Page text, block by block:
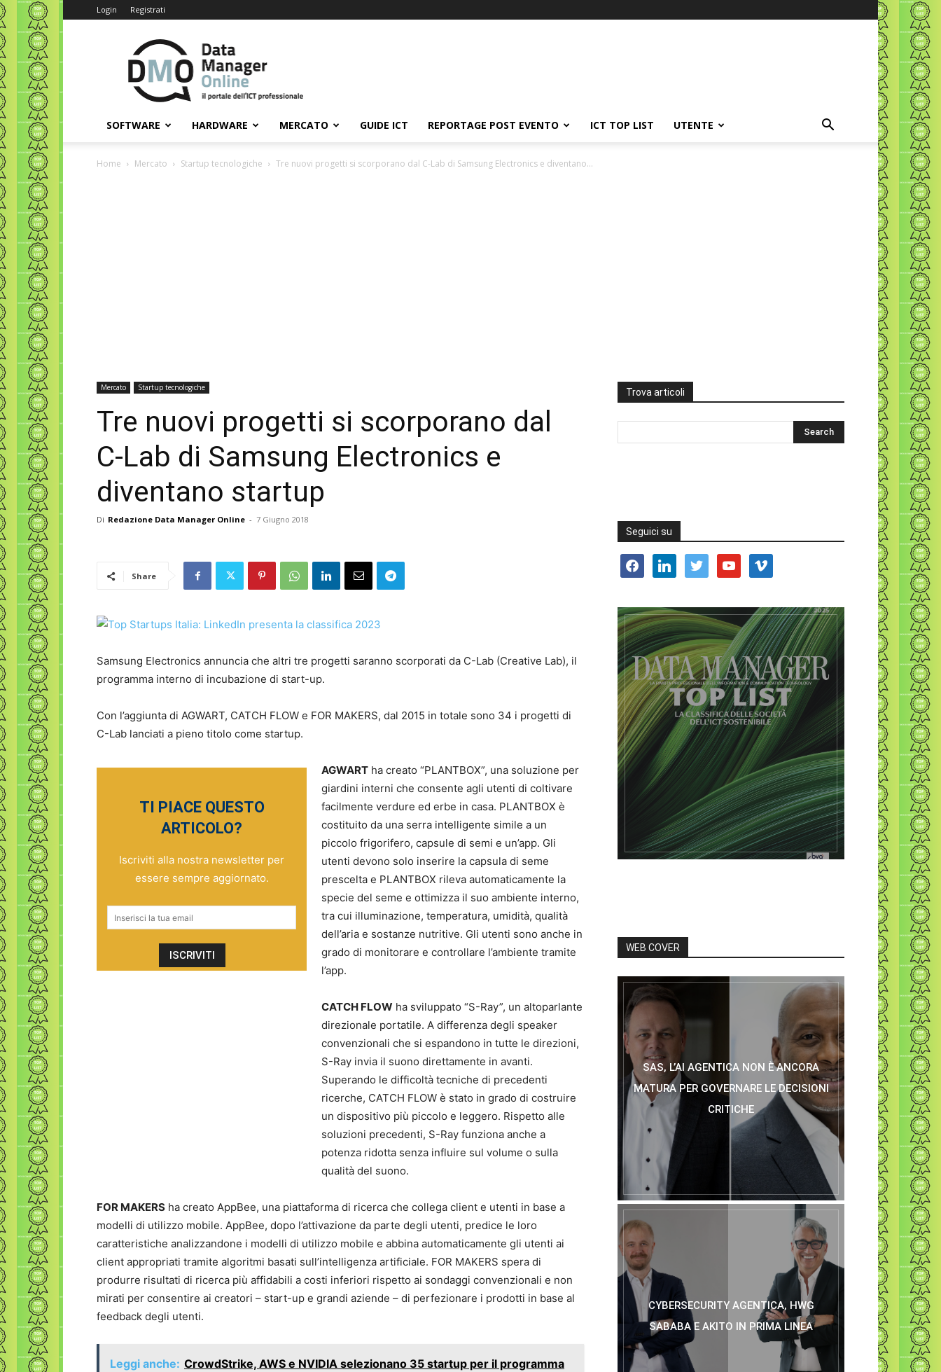
Login Registrati
Data
Manager
Online
SOFTWARE HARDWARE MERCATO GUIDE ICT REPORTAGE POST EVENTO ICT TOP LIST UTENTE
Home Mercato Startup tecnologiche Tre nuovi progetti si scorporano dal C-Lab di Samsung Electronics e diventano...
Mercato Startup tecnologiche
Tre nuovi progetti si scorporano dal
C-Lab di Samsung Electronics e
diventano startup
Di Redazione Data Manager Online - 7 Giugno 2018
Share
Samsung Electronics annuncia che altri tre progetti saranno scorporati da C-Lab (Creative Lab), il
programma interno di incubazione di start-up.
Con l’aggiunta di AGWART, CATCH FLOW e FOR MAKERS, dal 2015 in totale sono 34 i progetti di
C-Lab lanciati a pieno titolo come startup.
TI PIACE QUESTO
ARTICOLO?
Iscriviti alla nostra newsletter per
essere sempre aggiornato.
AGWART ha creato “PLANTBOX”, una soluzione per
giardini interni che consente agli utenti di coltivare
facilmente verdure ed erbe in casa. PLANTBOX è
costituito da una serra intelligente simile a un
piccolo frigorifero, capsule di semi e un’app. Gli
utenti devono solo inserire la capsula di seme
prescelta e PLANTBOX rileva automaticamente la
specie del seme e ottimizza il suo ambiente interno,
tra cui illuminazione, temperatura, umidità, qualità
dell’aria e sostanze nutritive. Gli utenti sono anche in
grado di monitorare e controllare l’ambiente tramite
l’app.
CATCH FLOW ha sviluppato “S-Ray”, un altoparlante
direzionale portatile. A differenza degli speaker
convenzionali che si espandono in tutte le direzioni,
S-Ray invia il suono direttamente in avanti.
Superando le difficoltà tecniche di precedenti
ricerche, CATCH FLOW è stato in grado di costruire
un dispositivo più piccolo e leggero. Rispetto alle
soluzioni precedenti, S-Ray funziona anche a
potenza ridotta senza influire sul volume o sulla
qualità del suono.
FOR MAKERS ha creato AppBee, una piattaforma di ricerca che collega client e utenti in base a
modelli di utilizzo mobile. AppBee, dopo l’attivazione da parte degli utenti, predice le loro
caratteristiche analizzandone i modelli di utilizzo mobile e abbina automaticamente gli utenti ai
client appropriati tramite algoritmi basati sull’intelligenza artificiale. FOR MAKERS spera di
produrre risultati di ricerca più affidabili a costi inferiori rispetto ai sondaggi convenzionali e non
mirati per consentire ai creatori – start-up e grandi aziende – di perfezionare i prodotti in base al
feedback degli utenti.
Leggi anche: CrowdStrike, AWS e NVIDIA selezionano 35 startup per il programma
Trova articoli
Seguici su
facebooklinkedin twitter youtube vimeo
WEB COVER
SAS, L’AI AGENTICA NON È ANCORA
MATURA PER GOVERNARE LE DECISIONI
CRITICHE
CYBERSECURITY AGENTICA, HWG
SABABA E AKITO IN PRIMA LINEA